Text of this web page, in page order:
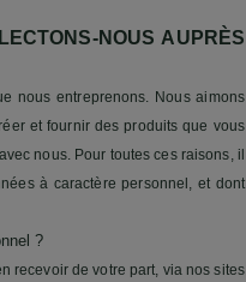
NOUS AUPRÈS
nous entreprenons. Nous aimons
et fournir des produits que vous
nous. Pour toutes ces raisons, il
à caractère personnel, et dont
?
recevoir de votre part, via nos sites